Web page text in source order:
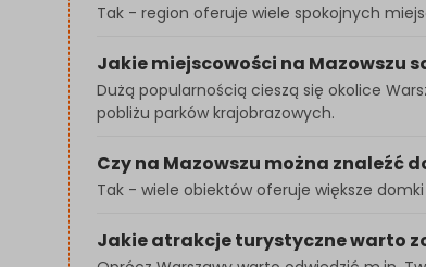
Tak - region oferuje wiele spokojnych
Jakie miejscowości na Mazowszu
Dużą popularnością cieszą się okolice
pobliżu parków krajobrazowych.
Czy na Mazowszu można znaleźć
Tak - wiele obiektów oferuje większe
Jakie atrakcje turystyczne warto